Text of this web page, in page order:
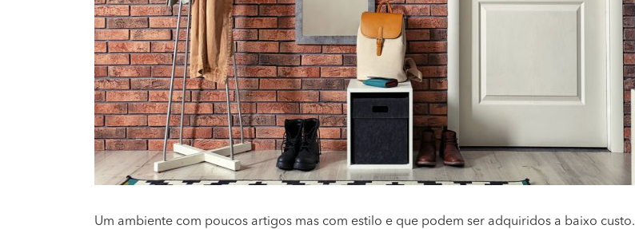
Um ambiente com poucos artigos mas com estilo e que podem ser adquiridos a baixo custo.